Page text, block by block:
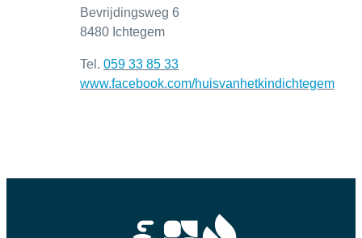
AdresBevrijdingsweg 6
,8480 Ichtegem
059 33 85 33
Websitewww.facebook.com/huisvanhetkindichtegem